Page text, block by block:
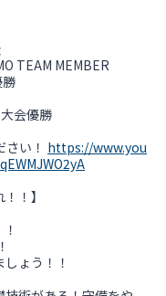
TEAM MEMBER
勝
会優勝
い！ https://www.you
！】
ょう！！